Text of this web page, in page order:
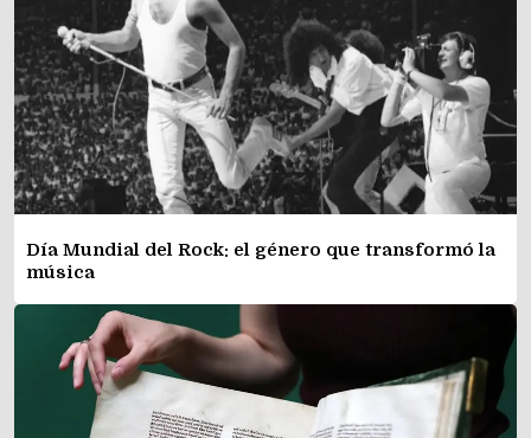
Día Mundial del Rock: el género que transformó la
música